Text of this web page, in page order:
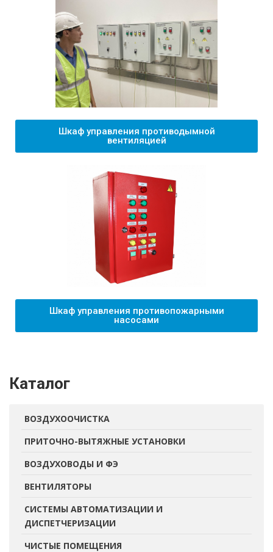
Шкаф управления противодымной
вентиляцией
Шкаф управления противопожарными
насосами
Каталог
ВОЗДУХООЧИСТКА
ПРИТОЧНО-ВЫТЯЖНЫЕ УСТАНОВКИ
ВОЗДУХОВОДЫ И ФЭ
ВЕНТИЛЯТОРЫ
СИСТЕМЫ АВТОМАТИЗАЦИИ И
ДИСПЕТЧЕРИЗАЦИИ
ЧИСТЫЕ ПОМЕЩЕНИЯ